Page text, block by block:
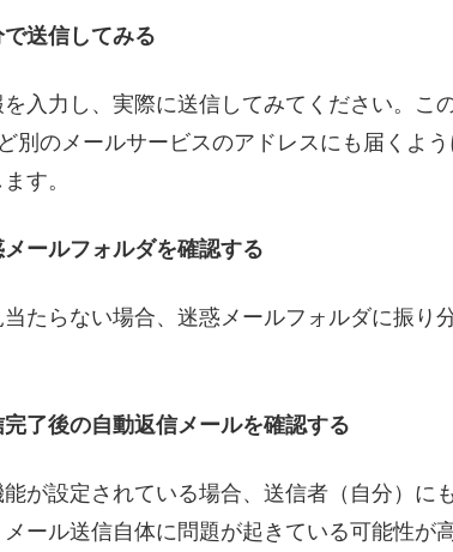
送信してみる
入力し、実際に送信してみてください。こ
別のメールサービスのアドレスにも届くよ
す。
ールフォルダを確認する
たらない場合、迷惑メールフォルダに振り
了後の自動返信メールを確認する
が設定されている場合、送信者（自分）に
ール送信自体に問題が起きている可能性が高